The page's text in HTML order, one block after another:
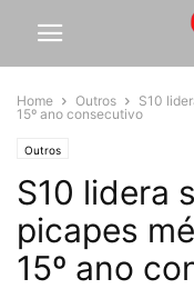
Home Outros
S10
15º ano consecutivo
Outros
S10 lidera
picapes
15º ano